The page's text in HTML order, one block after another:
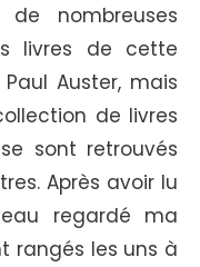
nombreuses
livres de cette
Auster, mais
de livres
sont retrouvés
Après avoir lu
regardé ma
rangés les uns à